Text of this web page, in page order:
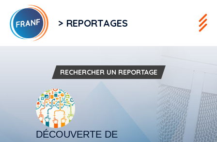
> REPORTAGES
RECHERCHER UN REPORTAGE
DÉCOUVERTE DE